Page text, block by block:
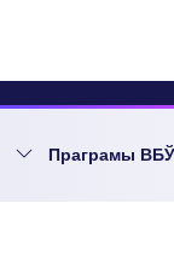
Праграмы ВБЎ